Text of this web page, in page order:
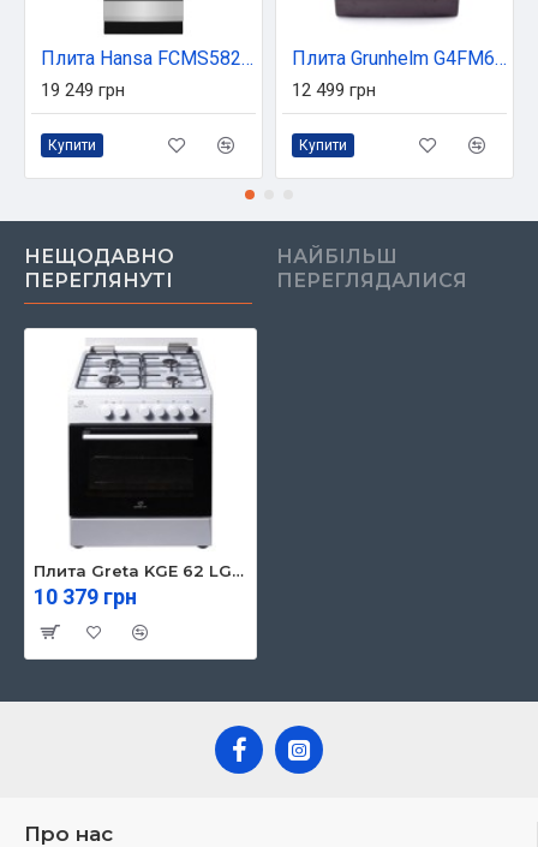
Плита Hansa FCMS582297
19 249 грн
Купити
Плита Grunhelm G4FM6612BR
12 499 грн
Купити
НЕЩОДАВНО
ПЕРЕГЛЯНУТІ
НАЙБІЛЬШ
ПЕРЕГЛЯДАЛИСЯ
Плита Greta KGE 62 LG 13 W
10 379 грн
Про нас